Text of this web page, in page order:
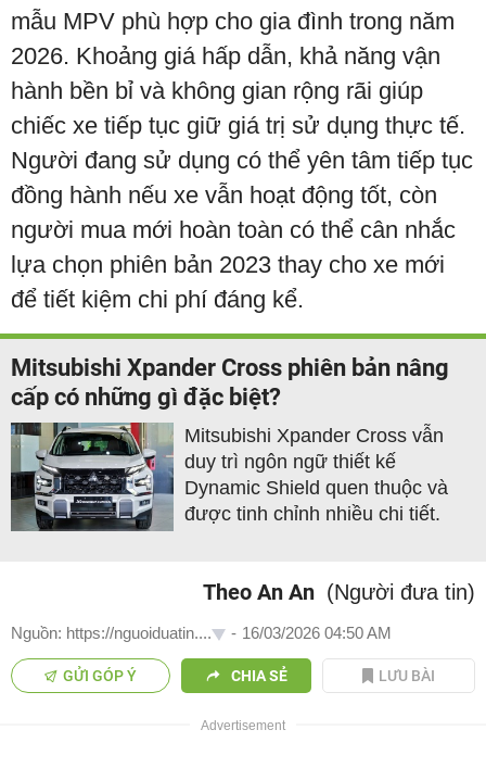
mẫu MPV phù hợp cho gia đình trong năm
2026. Khoảng giá hấp dẫn, khả năng vận
hành bền bỉ và không gian rộng rãi giúp
chiếc xe tiếp tục giữ giá trị sử dụng thực tế.
Người đang sử dụng có thể yên tâm tiếp tục
đồng hành nếu xe vẫn hoạt động tốt, còn
người mua mới hoàn toàn có thể cân nhắc
lựa chọn phiên bản 2023 thay cho xe mới
để tiết kiệm chi phí đáng kể.
Mitsubishi Xpander Cross phiên bản nâng
cấp có những gì đặc biệt?
Mitsubishi Xpander Cross vẫn
duy trì ngôn ngữ thiết kế
Dynamic Shield quen thuộc và
được tinh chỉnh nhiều chi tiết.
Theo An An (Người đưa tin)
Nguồn: https://nguoiduatin.... - 16/03/2026 04:50 AM
GỬI GÓP Ý CHIA SẺ LƯU BÀI